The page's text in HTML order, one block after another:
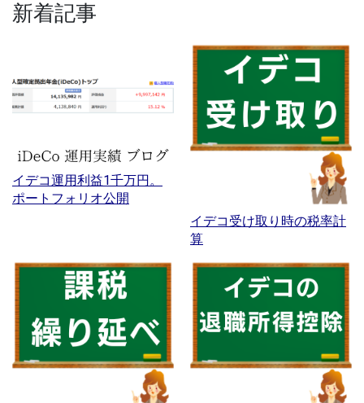
新着記事
イデコ運用利益1千万円。
ポートフォリオ公開
イデコ受け取り時の税率計
算